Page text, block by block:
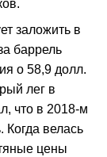
заложить в
баррель
о 58,9 долл.
лег в
что в 2018-м
Когда велась
цены